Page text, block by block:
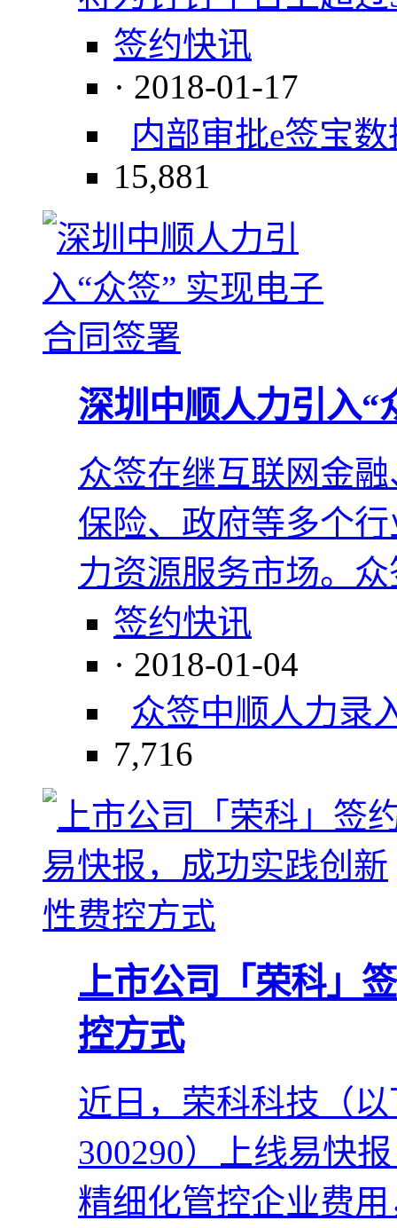
签约快讯
· 2018-01-17
内部审批e签宝数
15,881
深圳中顺人力引入“
众签在继互联网金
保险、政府等多个
力资源服务市场。
签约快讯
· 2018-01-04
众签中顺人力录
7,716
上市公司「荣科」
控方式
近日，荣科科技（
300290）上线易快
精细化管控企业费